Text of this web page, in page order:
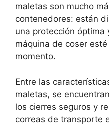
maletas son mucho
contenedores: están
una protección óptima
máquina de coser
momento.
Entre las
maletas, se
los cierres seguros y
correas de transporte